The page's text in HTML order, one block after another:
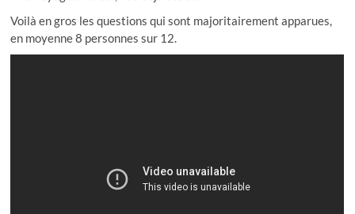
Voilà en gros les questions qui sont majoritairement apparues,
en moyenne 8 personnes sur 12.